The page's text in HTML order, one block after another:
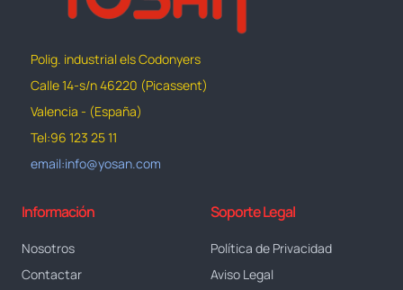
Polig. industrial els Codonyers
Calle 14-s/n 46220 (Picassent)
Valencia - (España)
Tel:96 123 25 11
email:info@yosan.com
Información
Nosotros
Contactar
Soporte Legal
Política de Privacidad
Aviso Legal